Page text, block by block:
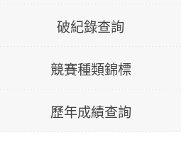
破紀錄查詢
競賽種類錦標
歷年成績查詢